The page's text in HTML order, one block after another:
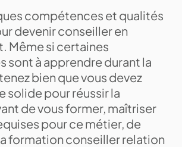
compétences et qualités
devenir conseiller en
Même si certaines
sont à apprendre durant la
bien que vous devez
solide pour réussir la
de vous former, maîtriser
pour ce métier, de
formation conseiller relation